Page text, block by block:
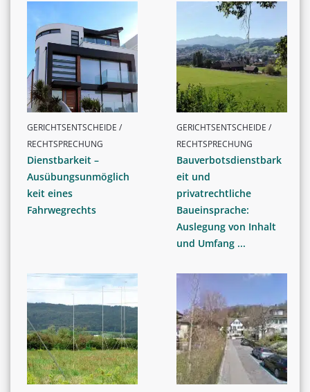
GERICHTSENTSCHEIDE /
RECHTSPRECHUNG
Dienstbarkeit –
Ausübungsunmöglich
keit eines
Fahrwegrechts
GERICHTSENTSCHEIDE /
RECHTSPRECHUNG
Bauverbotsdienstbark
eit und
privatrechtliche
Baueinsprache:
Auslegung von Inhalt
und Umfang ...